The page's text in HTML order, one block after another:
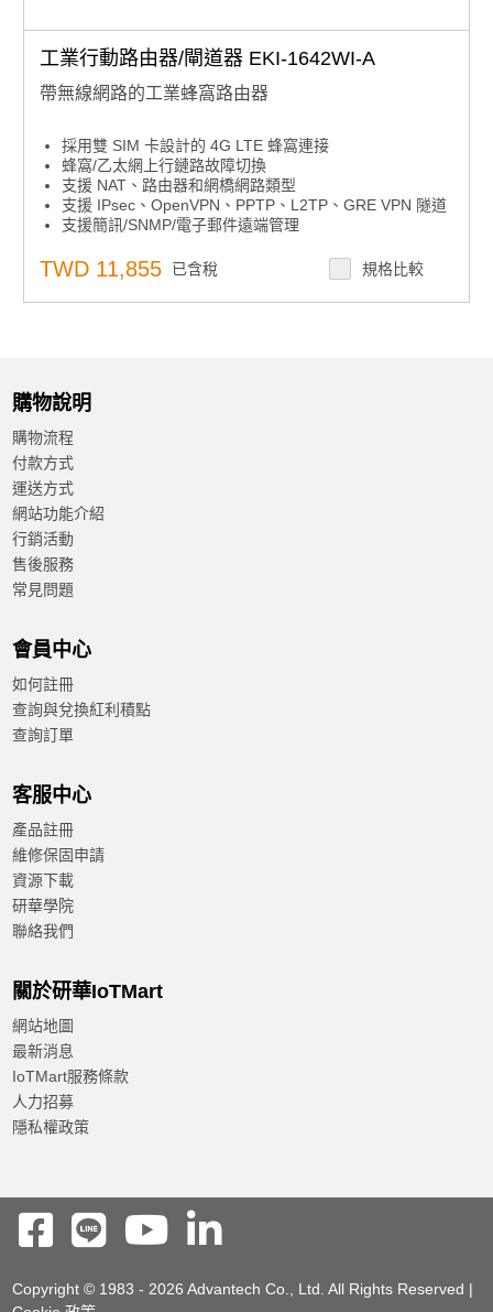
工業行動路由器/閘道器 EKI-1642WI-A
帶無線網路的工業蜂窩路由器
採用雙 SIM 卡設計的 4G LTE 蜂窩連接
蜂窩/乙太網上行鏈路故障切換
支援 NAT、路由器和網橋網路類型
支援 IPsec、OpenVPN、PPTP、L2TP、GRE VPN 隧道
支援簡訊/SNMP/電子郵件遠端管理
安裝尺寸緊湊
TWD 11,855 已含稅 規格比較
購物說明
購物流程
付款方式
運送方式
網站功能介紹
行銷活動
售後服務
常見問題
會員中心
如何註冊
查詢與兌換紅利積點
查詢訂單
客服中心
產品註冊
維修保固申請
資源下載
研華學院
聯絡我們
關於研華IoTMart
網站地圖
最新消息
IoTMart服務條款
人力招募
隱私權政策
Copyright © 1983 - 2026 Advantech Co., Ltd. All Rights Reserved |